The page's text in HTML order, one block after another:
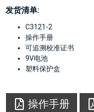
发货清单:
C3121-2
操作手册
可追溯校准证书
9V电池
塑料保护盒
操作手册